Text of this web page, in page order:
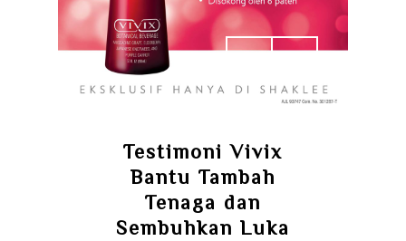
Testimoni Vivix
Bantu Tambah
Tenaga dan
Sembuhkan Luka